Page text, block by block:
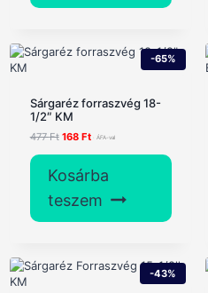
-65%
Sárgaréz forraszvég 18-
1/2″ KM
477Ft Original
477 Ft.
168 FtCurrent
168 Ft.
Kosárba
teszem
-43%